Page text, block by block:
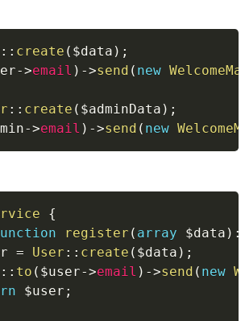
:: create ( $data ) ;
->email ) ->send ( new
:: create ( $adminData ) ;
->email ) ->send ( new
{
register ( array $data ) :
= User :: create ( $data ) ;
:: to ( $user->email ) ->send ( new
$user ;